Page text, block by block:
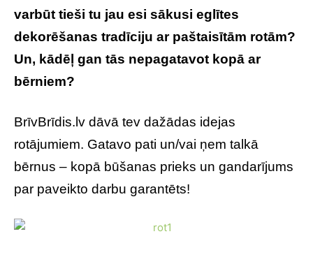
varbūt tieši tu jau esi sākusi eglītes
dekorēšanas tradīciju ar paštaisītām rotām?
Un, kādēļ gan tās nepagatavot kopā ar
bērniem?
BrīvBrīdis.lv dāvā tev dažādas idejas
rotājumiem. Gatavo pati un/vai ņem talkā
bērnus – kopā būšanas prieks un gandarījums
par paveikto darbu garantēts!